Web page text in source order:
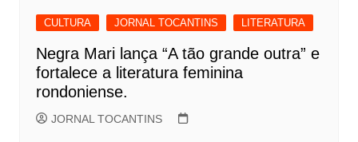
CULTURA JORNAL TOCANTINS LITERATURA
Negra Mari lança “A tão grande outra” e
fortalece a literatura feminina
rondoniense.
JORNAL TOCANTINS